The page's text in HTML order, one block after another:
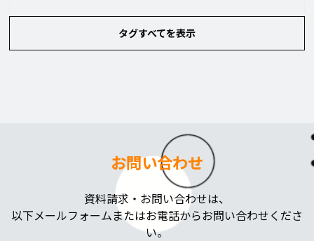
タグすべてを表示
お問い合わせ
資料請求・お問い合わせは、
以下メールフォームまたはお電話からお問い合わせくださ
い。